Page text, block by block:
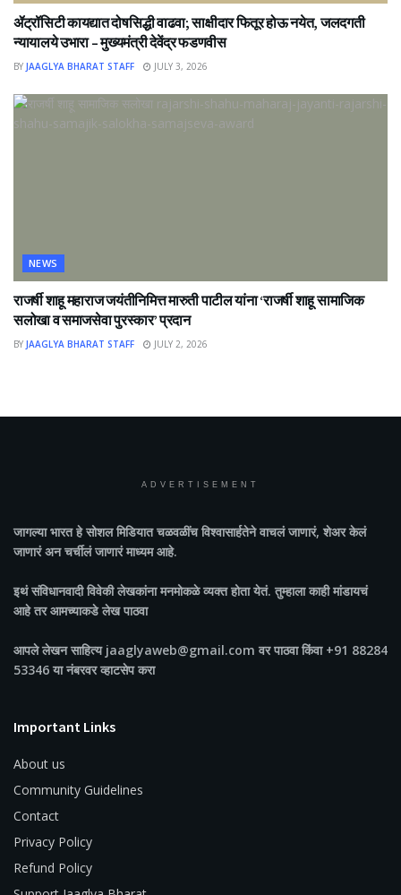
ॲट्रॉसिटी कायद्यात दोषसिद्धी वाढवा; साक्षीदार फितूर होऊ नयेत, जलदगती
न्यायालये उभारा – मुख्यमंत्री देवेंद्र फडणवीस
BY JAAGLYA BHARAT STAFF JULY 3, 2026
NEWS
राजर्षी शाहू महाराज जयंतीनिमित्त मारुती पाटील यांना ‘राजर्षी शाहू सामाजिक
सलोखा व समाजसेवा पुरस्कार’ प्रदान
BY JAAGLYA BHARAT STAFF JULY 2, 2026
ADVERTISEMENT
जागल्या भारतहे सोशल मिडियात चळवळींच विश्वासार्हतेने वाचलं जाणारं, शेअर केलं
जाणारं अन चर्चीलं जाणारं माध्यम आहे.
इथं संविधानवादी विवेकी लेखकांना मनमोकळे व्यक्त होता येतं. तुम्हाला काही मांडायचं
आहे तर आमच्याकडे लेख पाठवा
आपले लेखन साहित्य jaaglyaweb@gmail.com वर पाठवा किंवा +91 88284
53346 या नंबरवर व्हाटसेप करा
Important Links
About us
Community Guidelines
Contact
Privacy Policy
Refund Policy